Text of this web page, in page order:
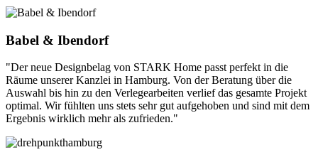
Babel & Ibendorf
"Der neue Designbelag von STARK Home passt perfekt in die
Räume unserer Kanzlei in Hamburg. Von der Beratung über die
Auswahl bis hin zu den Verlegearbeiten verlief das gesamte Projekt
optimal. Wir fühlten uns stets sehr gut aufgehoben und sind mit dem
Ergebnis wirklich mehr als zufrieden."